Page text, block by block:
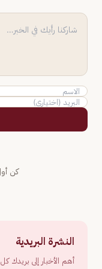
كن
النشرة البريدية
أهم الأخبار إلى بريدك